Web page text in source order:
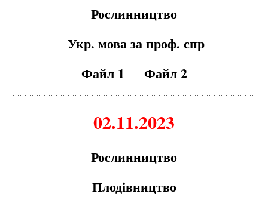
Рослинництво
Укр. мова за проф. спр
Файл 1
Файл 2
02.11.2023
Рослинництво
Плодівництво